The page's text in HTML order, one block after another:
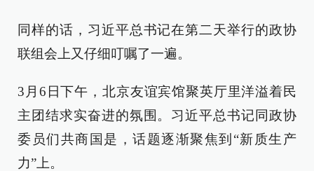
同样的话，习近平总书记在第二天举行的政协
联组会上又仔细叮嘱了一遍。
3月6日下午，北京友谊宾馆聚英厅里洋溢着民
主团结求实奋进的氛围。习近平总书记同政协
委员们共商国是，话题逐渐聚焦到“新质生产
力”上。